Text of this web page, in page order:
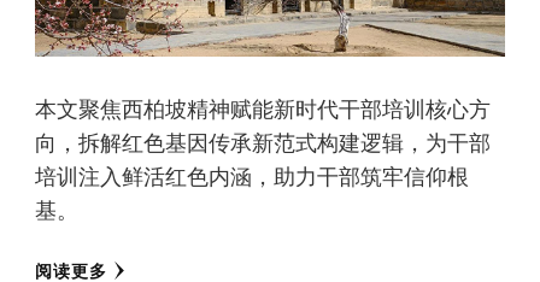
本文聚焦西柏坡精神赋能新时代干部培训核心方
向，拆解红色基因传承新范式构建逻辑，为干部
培训注入鲜活红色内涵，助力干部筑牢信仰根
基。
阅读更多